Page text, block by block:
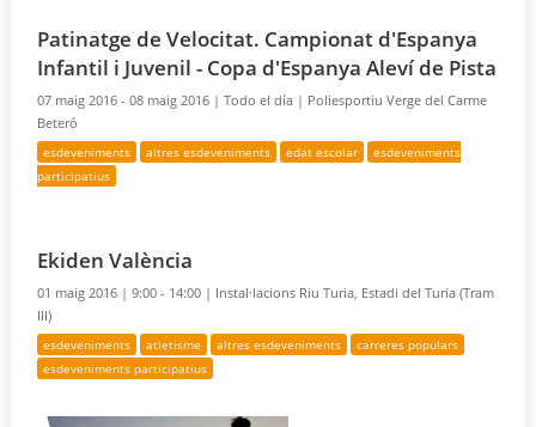
Patinatge de Velocitat. Campionat d'Espanya
Infantil i Juvenil - Copa d'Espanya Aleví de Pista
07 maig 2016 - 08 maig 2016 |Todo el día | Poliesportiu Verge del Carme
Beteró
esdeveniments altres esdeveniments edat escolar
esdeveniments
participatius
Ekiden València
01 maig 2016 |9:00 - 14:00 | Instal·lacions Riu Turia, Estadi del Turia (Tram
III)
esdeveniments atletisme altres esdeveniments
carreres populars
esdeveniments participatius